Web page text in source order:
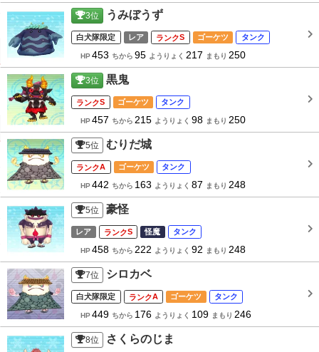
3位 うみぼうず
白犬隊限定 レア S ゴーケツ タンク
HP453 ちから 95 ようりょく 217 まもり 250
3位 黒鬼
S ゴーケツ タンク
HP457 ちから 215 ようりょく 98 まもり 250
5位 むりだ城
A ゴーケツ タンク
HP442 ちから 163 ようりょく 87 まもり 248
5位 豪怪
レア S 怪魔 タンク
HP458 ちから 222 ようりょく 92 まもり 248
7位 シロカベ
白犬隊限定 A ゴーケツ タンク
HP449 ちから 176 ようりょく 109 まもり 246
8位 さくらのじま